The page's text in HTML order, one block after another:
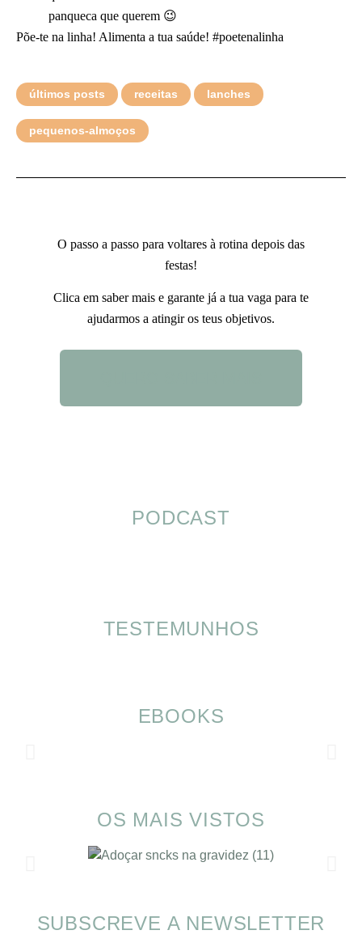
panqueca que querem 😉
Põe-te na linha! Alimenta a tua saúde! #poetenalinha
últimos posts receitas lanches
pequenos-almoços
O passo a passo para voltares à rotina depois das
festas!
Clica em saber mais e garante já a tua vaga para te
ajudarmos a atingir os teus objetivos.
PODCAST
TESTEMUNHOS
EBOOKS
OS MAIS VISTOS
SOMP (SOP): 5 Ideias de Pequenos Almoços
SUBSCREVE A NEWSLETTER